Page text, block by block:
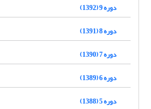
دوره 9 (1392)
دوره 8 (1391)
دوره 7 (1390)
دوره 6 (1389)
دوره 5 (1388)